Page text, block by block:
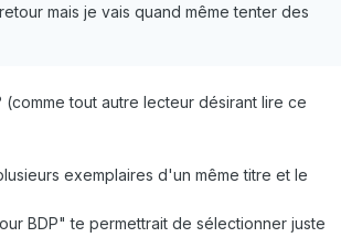
mais je vais quand même tenter des
tout autre lecteur désirant lire ce
exemplaires d'un même titre et le
BDP" te permettrait de sélectionner juste